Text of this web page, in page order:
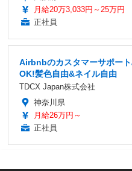
月給20万3,033円～25万円
正社員
Airbnbのカスタマーサポー
OK!髪色自由&ネイル自由
TDCX Japan株式会社
神奈川県
月給26万円～
正社員